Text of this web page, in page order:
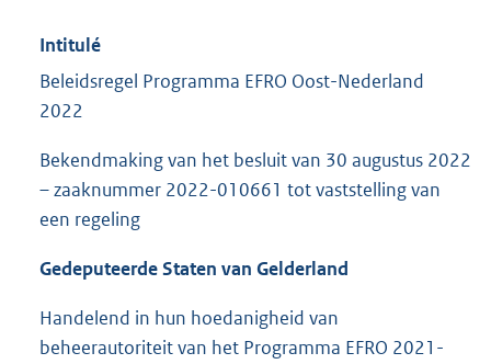
Intitulé
Beleidsregel Programma EFRO Oost-Nederland
2022
Bekendmaking van het besluit van 30 augustus 2022
– zaaknummer 2022-010661 tot vaststelling van
een regeling
Gedeputeerde Staten van Gelderland
Handelend in hun hoedanigheid van
beheerautoriteit van het Programma EFRO 2021-